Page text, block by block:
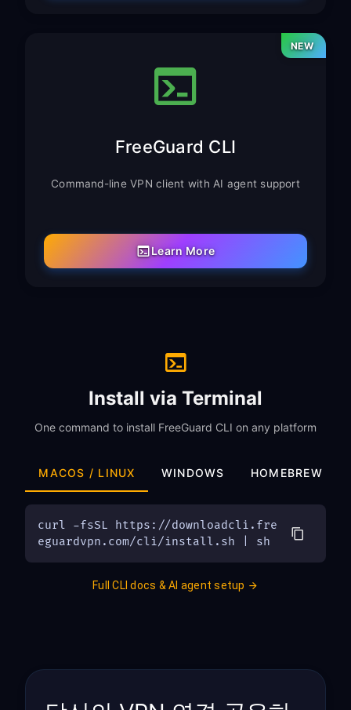
NEW
FreeGuard CLI
Command-line VPN client with AI agent support
Learn More
Install via Terminal
One command to install FreeGuard CLI on any platform
MACOS / LINUX WINDOWS HOMEBREW
curl -fsSL https://downloadcli.fre
eguardvpn.com/cli/install.sh | sh
Full CLI docs & AI agent setup